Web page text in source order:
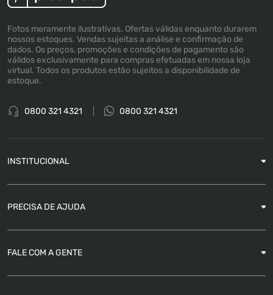
Fotos meramente ilustrativas. Ofertas válidas enquanto durarem
nossos estoques. Vendas sujeitas a análise e confirmação de
dados. Os preços, promoções e condições de pagamento são
válidos exclusivamente para compras efetuadas em nossa loja
virtual. Todos os produtos estão sujeitos a disponibilidade de
estoque.
0800 321 4321 0800 321 4321
INSTITUCIONAL
PRECISA DE AJUDA
FALE COM A GENTE